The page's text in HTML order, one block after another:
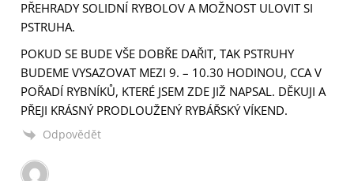
PŘEHRADY SOLIDNÍ RYBOLOV A MOŽNOST ULOVIT SI
PSTRUHA.
POKUD SE BUDE VŠE DOBŘE DAŘIT, TAK PSTRUHY
BUDEME VYSAZOVAT MEZI 9. – 10.30 HODINOU, CCA V
POŘADÍ RYBNÍKŮ, KTERÉ JSEM ZDE JIŽ NAPSAL. DĚKUJI A
PŘEJI KRÁSNÝ PRODLOUŽENÝ RYBÁŘSKÝ VÍKEND.
Odpovědět